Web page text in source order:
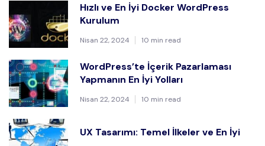
Hızlı ve En İyi Docker WordPress
Kurulum
Nisan 22, 2024 10 min read
WordPress’te İçerik Pazarlaması
Yapmanın En İyi Yolları
Nisan 22, 2024 10 min read
UX Tasarımı: Temel İlkeler ve En İyi